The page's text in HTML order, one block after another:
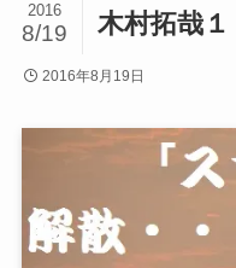
木村拓哉１
2016
8/19
2016年8月19日